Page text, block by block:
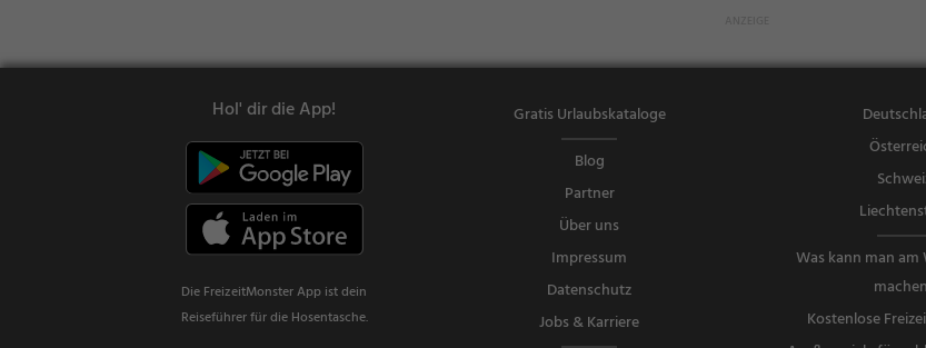
Hol' dir die App!
Die FreizeitMonster App ist dein
Reiseführer für die Hosentasche.
Gratis Urlaubskataloge
Blog
Partner
Über uns
Impressum
Datenschutz
Jobs & Karriere
Was kann man
Kostenlose